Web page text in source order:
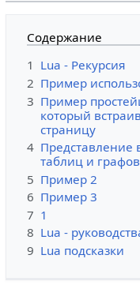
Содержание
1 Lua - Рекурсия
2 Пример
3 Пример
который
страницу
4
таблиц и
5 Пример 2
6 Пример 3
7 1
8 Lua -
9 Lua подсказки